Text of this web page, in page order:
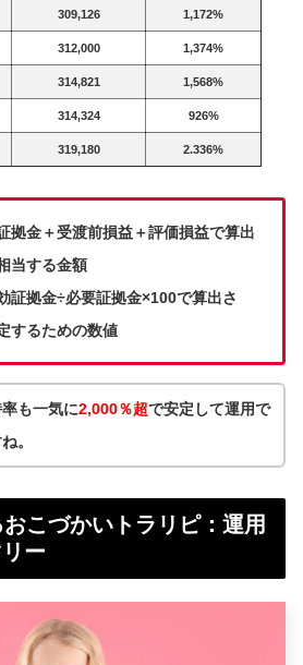
309,126 1,172%
312,000 1,374%
314,821 1,568%
314,324 926%
319,180 2.336%
拠金＋受渡前損益＋評価損益で算出
当する金額
証拠金÷必要証拠金×100で算出さ
するための数値
も一気に2,000％超で安定して運用で
。
こづかいトラリピ：運用
ー